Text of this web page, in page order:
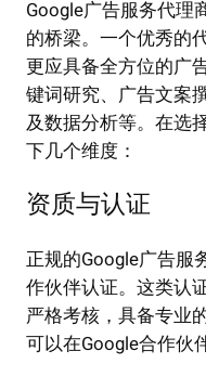
Google广告服务代理
的桥梁。一个优秀的
更应具备全方位的广
键词研究、广告文案
及数据分析等。在选
下几个维度：
资质与认证
正规的Google广告服
作伙伴认证。这类认
严格考核，具备专业
可以在Google合作伙